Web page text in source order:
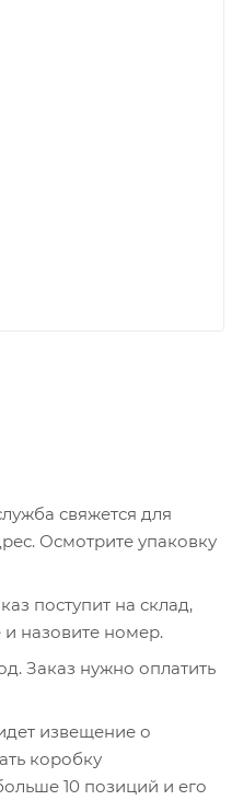
свяжется для
Осмотрите упаковку
поступит на склад,
и назовите номер.
Заказ нужно оплатить
извещение о
коробку
10 позиций и его